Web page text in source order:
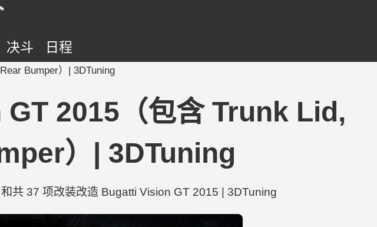
决斗 日程
Bumper）| 3DTuning
2015（包含 Trunk Lid,
）| 3DTuning
共 37 项改装改造 Bugatti Vision GT 2015 | 3DTuning